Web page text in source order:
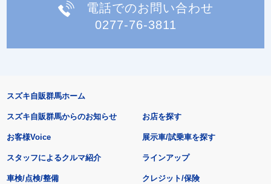
電話でのお問い合わせ
0277-76-3811
スズキ自販群馬ホーム
スズキ自販群馬からのお知らせ
お客様Voice
スタッフによるクルマ紹介
お店を探す
展示車/試乗車を探す
ラインアップ
車検/点検/整備 クレジット/保険